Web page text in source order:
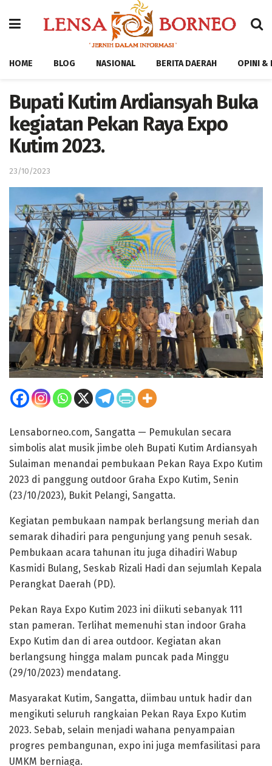
HOME BLOG NASIONAL BERITA DAERAH OPINI &
Bupati Kutim Ardiansyah Buka
kegiatan Pekan Raya Expo
Kutim 2023.
23/10/2023
Lensaborneo.com, Sangatta — Pemukulan secara
simbolis alat musik jimbe oleh Bupati Kutim Ardiansyah
Sulaiman menandai pembukaan Pekan Raya Expo Kutim
2023 di panggung outdoor Graha Expo Kutim, Senin
(23/10/2023), Bukit Pelangi, Sangatta.
Kegiatan pembukaan nampak berlangsung meriah dan
semarak dihadiri para pengunjung yang penuh sesak.
Pembukaan acara tahunan itu juga dihadiri Wabup
Kasmidi Bulang, Seskab Rizali Hadi dan sejumlah Kepala
Perangkat Daerah (PD).
Pekan Raya Expo Kutim 2023 ini diikuti sebanyak 111
stan pameran. Terlihat memenuhi stan indoor Graha
Expo Kutim dan di area outdoor. Kegiatan akan
berlangsung hingga malam puncak pada Minggu
(29/10/2023) mendatang.
Masyarakat Kutim, Sangatta, diimbau untuk hadir dan
mengikuti seluruh rangkaian Pekan Raya Expo Kutim
2023. Sebab, selain menjadi wahana penyampaian
progres pembangunan, expo ini juga memfasilitasi para
UMKM berniaga.